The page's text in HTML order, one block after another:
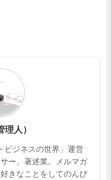
理人）
ビジネスの世界」運営
ー、著述業。メルマガ
きなことをしてのんび